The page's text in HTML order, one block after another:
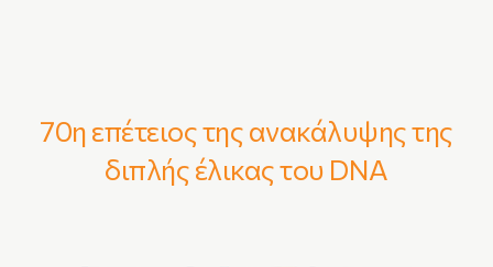
70η επέτειος της ανακάλυψης της
διπλής έλικας του DNA